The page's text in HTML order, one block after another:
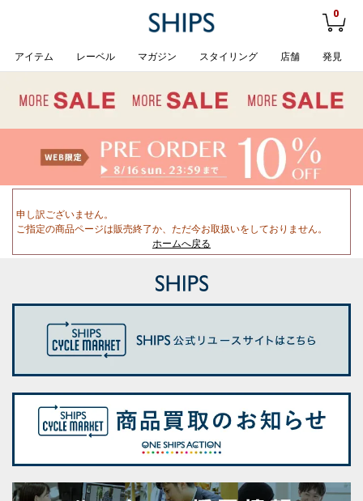
0
アイテム レーベル マガジン スタイリング 店舗 発見
申し訳ございません。
ご指定の商品ページは販売終了か、ただ今お取扱いをしておりません。
ホームへ戻る